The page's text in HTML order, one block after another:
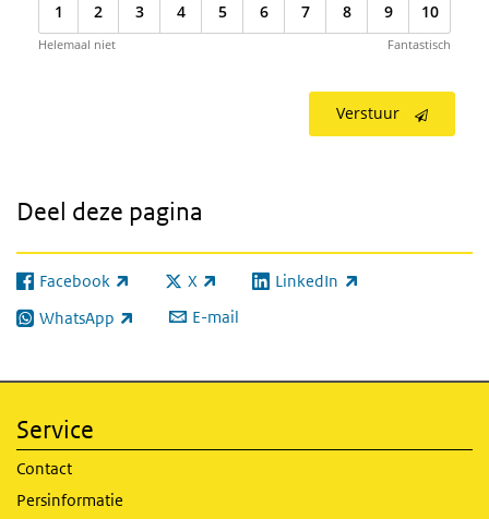
1 2 3 4 5 6 7 8 9 10
Helemaal niet Fantastisch
Verstuur
Deel deze pagina
Facebook
(externe link) X
(externe link) LinkedIn
(externe link)
WhatsApp
(externe link) E-mail
Service
Contact
Persinformatie